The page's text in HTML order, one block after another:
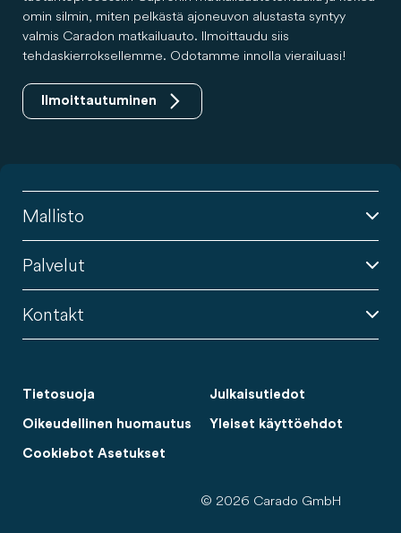
omin silmin, miten pelkästä ajoneuvon alustasta syntyy
valmis Caradon matkailuauto. Ilmoittaudu siis
tehdaskierroksellemme. Odotamme innolla vierailuasi!
Ilmoittautuminen
Mallisto
Palvelut
Kontakt
Tietosuoja Julkaisutiedot
Oikeudellinen huomautus Yleiset käyttöehdot
Cookiebot Asetukset
© 2026 Carado GmbH